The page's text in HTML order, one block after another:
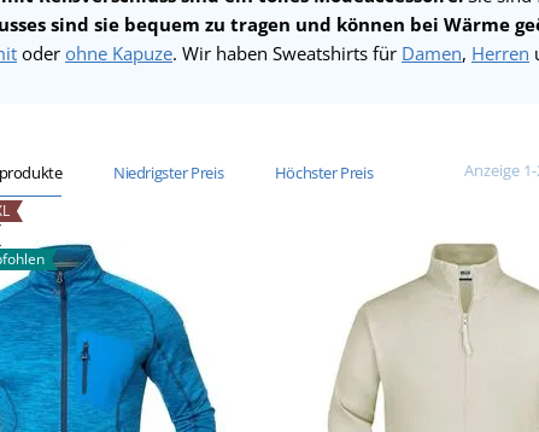
sind sie bequem zu tragen und können bei Wärme
oder ohne Kapuze. Wir haben Sweatshirts für Damen, Herren
Niedrigster Preis Höchster Preis Anzeige